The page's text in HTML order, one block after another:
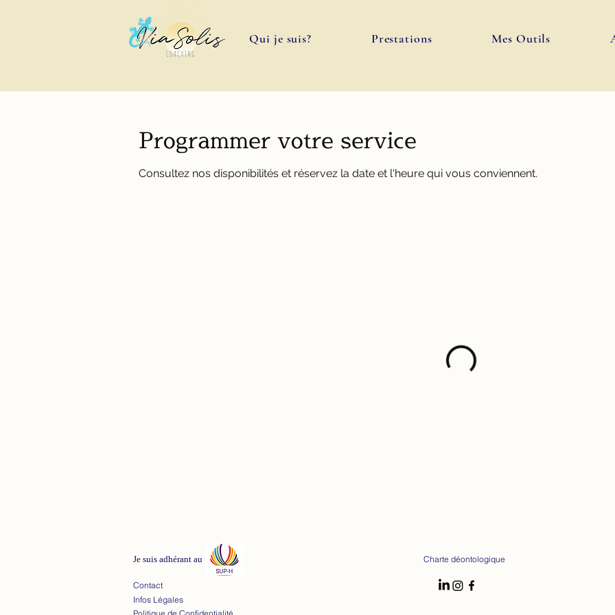
Qui je suis? Prestations Mes Outils
Programmer votre service
Consultez nos disponibilités et réservez la date et l'heure qui vous conviennent.
Je suis adhérant au
Contact
Infos Légales
Charte déontologique